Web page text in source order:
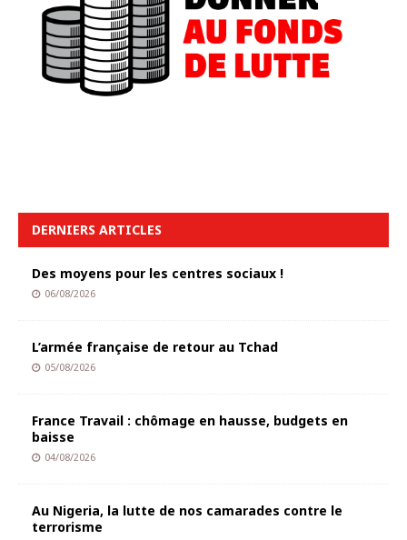
DERNIERS ARTICLES
Des moyens pour les centres sociaux !
06/08/2026
L’armée française de retour au Tchad
05/08/2026
France Travail : chômage en hausse, budgets en
baisse
04/08/2026
Au Nigeria, la lutte de nos camarades contre le
terrorisme